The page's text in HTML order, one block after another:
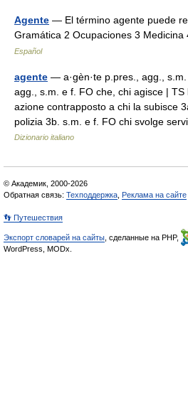
Agente — El término agente puede
Gramática 2 Ocupaciones 3
Español
agente — a·gèn·te p.pres., agg.,
agg., s.m. e f. FO che, chi agisce |
azione contrapposto a chi la subisce
polizia 3b. s.m. e f. FO chi svolge
Dizionario italiano
© Академик, 2000-2026
Обратная связь: Техподдержка Реклама на сайте
👣 Путешествия
Экспорт словарей на сайты , сделанные на PHP,
WordPress, MODx.